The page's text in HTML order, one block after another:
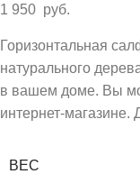
1 950 руб.
Горизонтальная
натурального
в вашем доме. Вы
интернет-магазине.
ВЕС